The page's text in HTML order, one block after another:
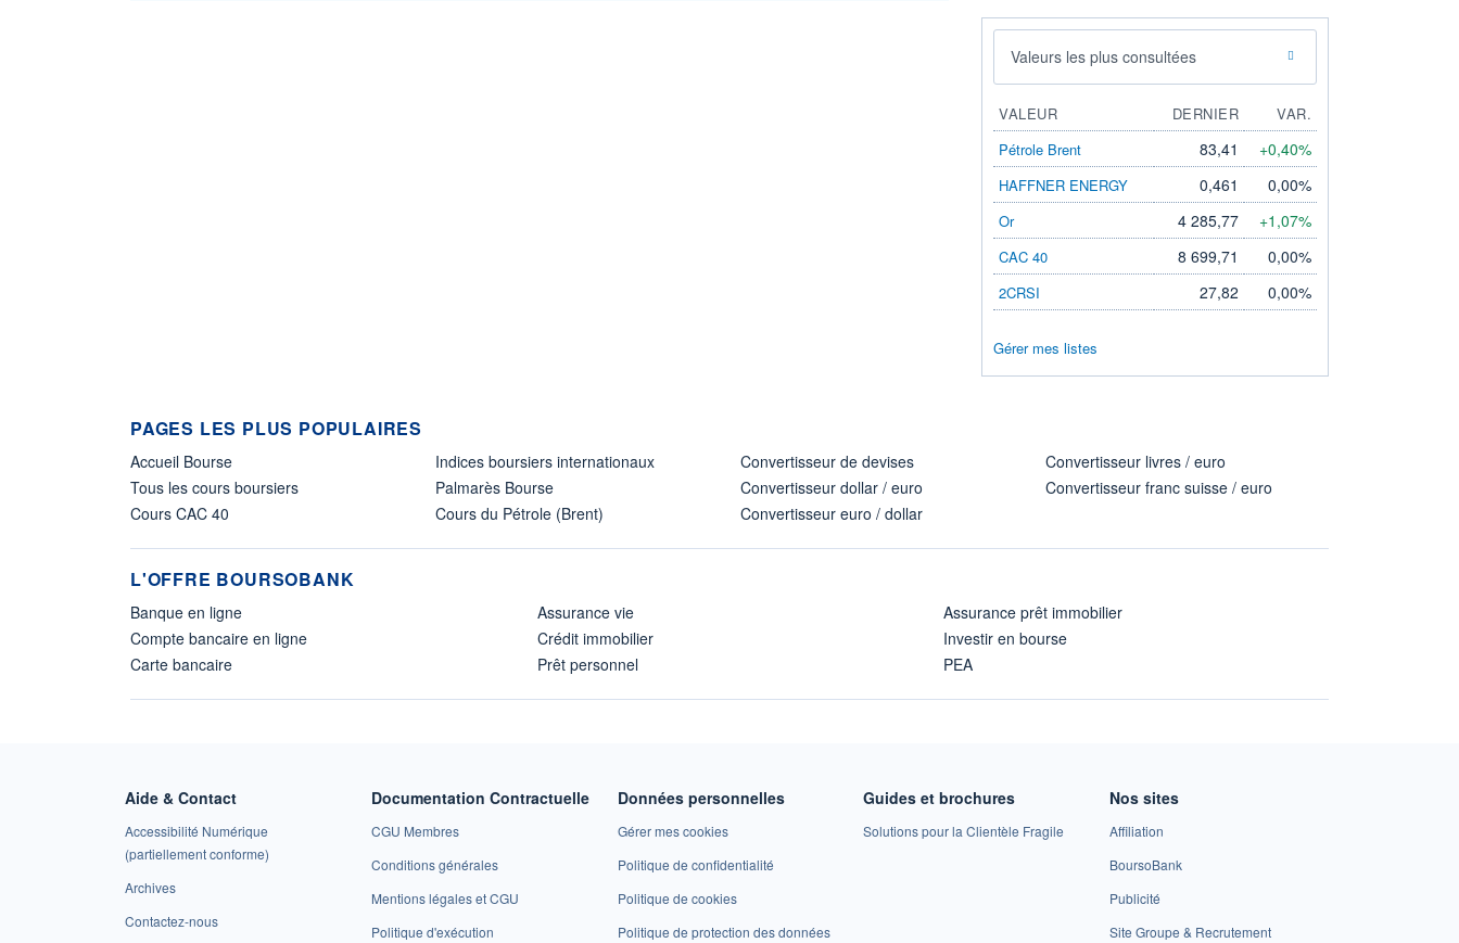
Valeurs les plus consultées
VALEUR DERNIER
VAR.
Pétrole Brent
83,41 +0,40%
HAFFNER ENERGY 0,461 0,00%
Or 4 285,77 +1,07%
CAC 40 8 699,71 0,00%
2CRSI 27,82 0,00%
Gérer mes listes
PAGES LES PLUS POPULAIRES
Accueil Bourse
Tous les cours boursiers
Cours CAC 40
Indices boursiers internationaux
Palmarès Bourse
Cours du Pétrole (Brent)
Convertisseur de devises
Convertisseur dollar / euro
Convertisseur euro / dollar
Convertisseur livres / euro
Convertisseur franc suisse / euro
L'OFFRE BOURSOBANK
Banque en ligne
Compte bancaire en ligne
Carte bancaire
Assurance vie
Crédit immobilier
Prêt personnel
Assurance prêt immobilier
Investir en bourse
PEA
Aide & Contact
Accessibilité Numérique
(partiellement conforme)
Archives
Contactez-nous
Documentation Contractuelle
CGU Membres
Conditions générales
Mentions légales et CGU
Politique d'exécution
Données personnelles
Gérer mes cookies
Politique de confidentialité
Politique de cookies
Politique de protection des données
Guides et brochures
Solutions pour la Clientèle Fragile
Nos sites
Affiliation
BoursoBank
Publicité
Site Groupe & Recrutement